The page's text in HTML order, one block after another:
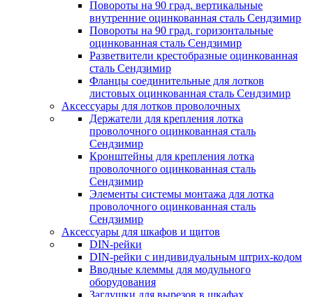
Повороты на 90 град. вертикальные
внутренние оцинкованная сталь Сендзимир
Повороты на 90 град. горизонтальные
оцинкованная сталь Сендзимир
Разветвители крестобразные оцинкованная
сталь Сендзимир
Фланцы соединительные для лотков
листовых оцинкованная сталь Сендзимир
Аксессуары для лотков проволочных
Держатели для крепления лотка
проволочного оцинкованная сталь
Сендзимир
Кронштейны для крепления лотка
проволочного оцинкованная сталь
Сендзимир
Элементы системы монтажа для лотка
проволочного оцинкованная сталь
Сендзимир
Аксессуары для шкафов и щитов
DIN-рейки
DIN-рейки с индивидуальным штрих-кодом
Вводные клеммы для модульного
оборудования
Заглушки для вырезов в шкафах